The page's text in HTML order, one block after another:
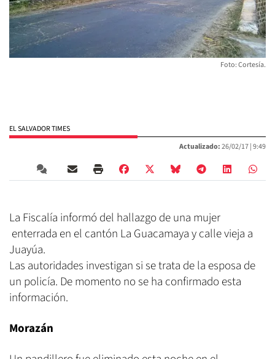
Foto: Cortesía.
EL SALVADOR TIMES
Actualizado:26/02/17 |9:49
La Fiscalía informó del hallazgo de una mujer
enterrada en el cantón La Guacamaya y calle vieja a
Juayúa.
Las autoridades investigan si se trata de la esposa de
un policía. De momento no se ha confirmado esta
información.
Morazán